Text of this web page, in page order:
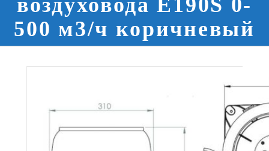
воздуховода E190S 0-
500 м3/ч коричневый